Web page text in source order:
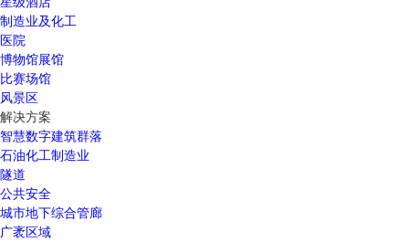
制造业及化工
医院
博物馆展馆
比赛场馆
风景区
解决方案
智慧数字建筑群落
石油化工制造业
隧道
公共安全
城市地下综合管廊
广袤区域